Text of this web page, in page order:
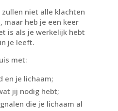
niet alle klachten
maar heb je een keer
is als je werkelijk hebt
je leeft.
met:
en je lichaam;
jij nodig hebt;
die je lichaam al